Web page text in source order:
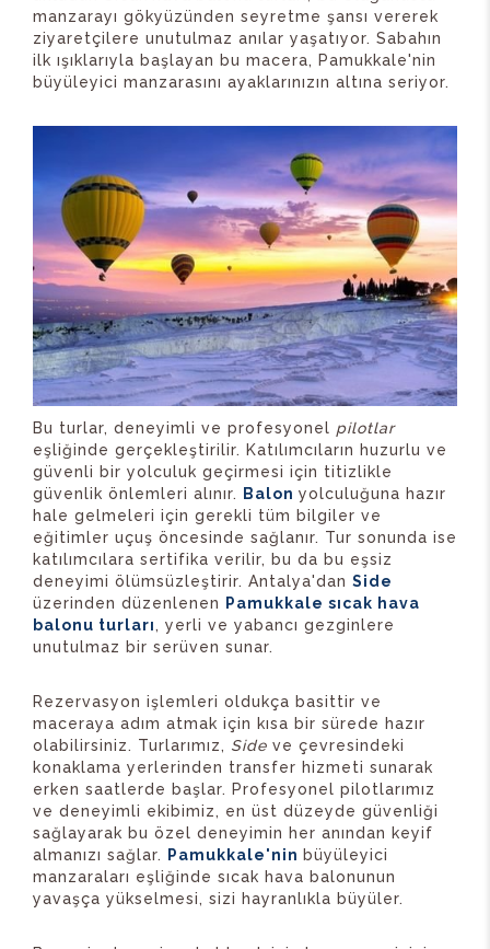
manzarayı gökyüzünden seyretme şansı vererek
ziyaretçilere unutulmaz anılar yaşatıyor. Sabahın
ilk ışıklarıyla başlayan bu macera, Pamukkale'nin
büyüleyici manzarasını ayaklarınızın altına seriyor.
Bu turlar, deneyimli ve profesyonel pilotlar
eşliğinde gerçekleştirilir. Katılımcıların huzurlu ve
güvenli bir yolculuk geçirmesi için titizlikle
güvenlik önlemleri alınır.
Balon yolculuğuna hazır
hale gelmeleri için gerekli tüm bilgiler ve
eğitimler uçuş öncesinde sağlanır. Tur sonunda ise
katılımcılara sertifika verilir, bu da bu eşsiz
deneyimi ölümsüzleştirir. Antalya'dan Side
üzerinden düzenlenen
Pamukkale sıcak hava
balonu turları, yerli ve yabancı gezginlere
unutulmaz bir serüven sunar.
Rezervasyon işlemleri oldukça basittir ve
maceraya adım atmak için kısa bir sürede hazır
olabilirsiniz. Turlarımız, Side ve çevresindeki
konaklama yerlerinden transfer hizmeti sunarak
erken saatlerde başlar. Profesyonel pilotlarımız
ve deneyimli ekibimiz, en üst düzeyde güvenliği
sağlayarak bu özel deneyimin her anından keyif
almanızı sağlar.
Pamukkale'nin büyüleyici
manzaraları eşliğinde sıcak hava balonunun
yavaşça yükselmesi, sizi hayranlıkla büyüler.